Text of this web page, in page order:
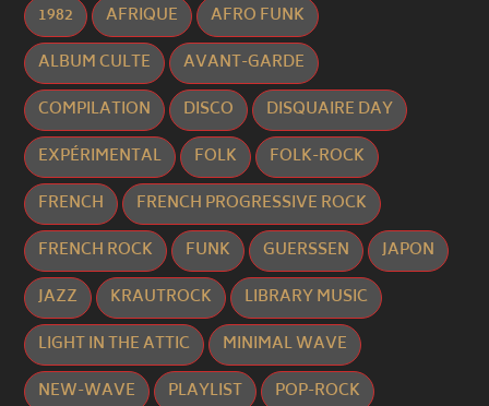
1982
AFRIQUE
AFRO FUNK
ALBUM CULTE
AVANT-GARDE
COMPILATION
DISCO
DISQUAIRE DAY
EXPÉRIMENTAL
FOLK
FOLK-ROCK
FRENCH
FRENCH PROGRESSIVE ROCK
FRENCH ROCK
FUNK GUERSSEN
JAPON
JAZZ
KRAUTROCK
LIBRARY MUSIC
LIGHT IN THE ATTIC
MINIMAL WAVE
NEW-WAVE
PLAYLIST
POP-ROCK